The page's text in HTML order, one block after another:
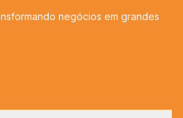
negócios em grandes